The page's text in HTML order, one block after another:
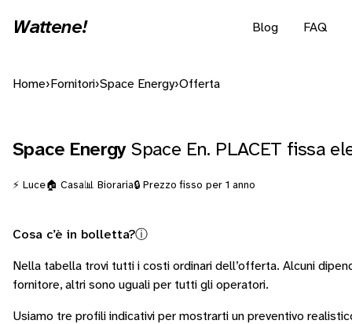
Wattene! Blog FAQ
Home› Fornitori›Space Energy›Offerta
Space Energy Space En. PLACET fissa
⚡ Luce🏠 Casa📊 Bioraria🔒 Prezzo fisso per 1 anno
Cosa c’è in bolletta?ⓘ
Nella tabella trovi tutti i costi ordinari dell’offerta. Alcuni
fornitore, altri sono uguali per tutti gli operatori.
Usiamo tre profili indicativi per mostrarti un preventivo